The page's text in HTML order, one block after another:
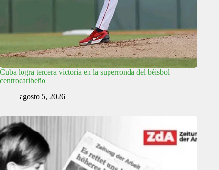
Cuba logra tercera victoria en la superronda del béisbol
centrocaribeño
agosto 5, 2026